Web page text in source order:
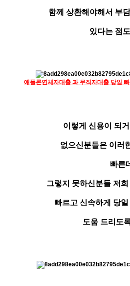
함께 상환해야해서 부
있다는 점
애플론연체자대출 과 무직자대출 당일
이렇게 신용이 되
없으신분들은 이러
빠른
그렇지 못하신분들 저
빠르고 신속하게 당
도움 드리도